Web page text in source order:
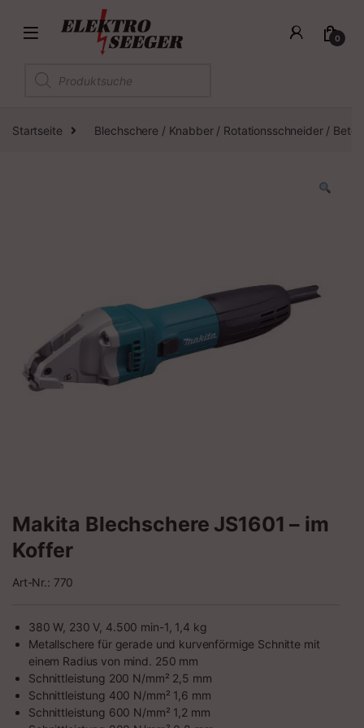
0
Products search
Startseite Blechschere / Knabber / Rotationsschneider /
Makita Blechschere JS1601 – im
Koffer
Art-Nr.: 770
380 W, 230 V, 4.500 min-1, 1,4 kg
Metallschere für gerade und kurvenförmige Schnitte mit
einem Radius von mind. 250 mm
Schnittleistung 200 N/mm² 2,5 mm
Schnittleistung 400 N/mm² 1,6 mm
Schnittleistung 600 N/mm² 1,2 mm